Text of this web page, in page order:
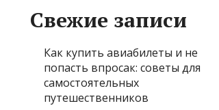
Свежие записи
Как купить авиабилеты и не
попасть впросак: советы для
самостоятельных
путешественников